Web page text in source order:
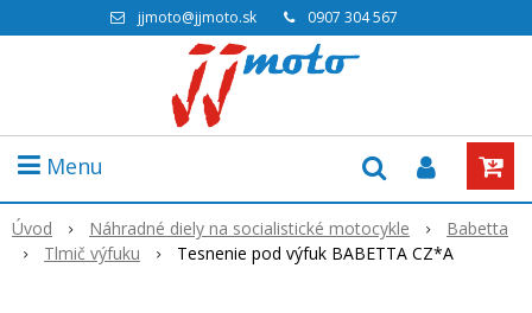
jjmoto@jjmoto.sk 0907 304 567
Menu
Úvod Náhradné diely na socialistické motocykle
Babetta
Tlmič výfuku
Tesnenie pod výfuk BABETTA CZ*A